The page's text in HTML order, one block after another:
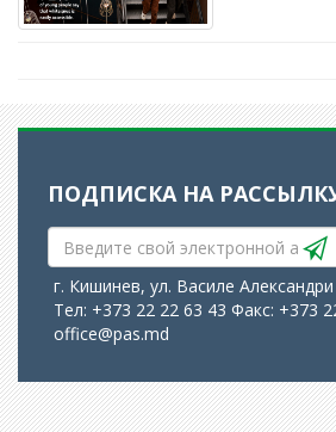
ПОДПИСКА НА
г. Кишинев, ул. Василе Александри
Тел: +373 22 22 63 43 Факс: +373
office@pas.md